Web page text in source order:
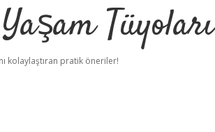
Tüyoları
kolaylaştıran pratik öneriler!